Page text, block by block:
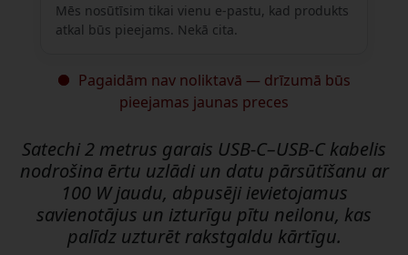
Mēs nosūtīsim tikai vienu e-pastu, kad produkts
atkal būs pieejams. Nekā cita.
Pagaidām nav noliktavā — drīzumā būs
pieejamas jaunas preces
Satechi 2 metrus garais USB-C–USB-C kabelis
nodrošina ērtu uzlādi un datu pārsūtīšanu ar
100 W jaudu, abpusēji ievietojamus
savienotājus un izturīgu pītu neilonu, kas
palīdz uzturēt rakstgaldu kārtīgu.